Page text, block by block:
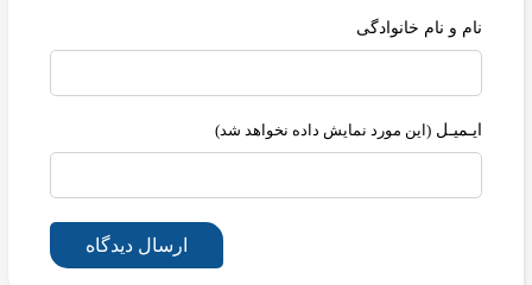
نام و نام خانوادگی
ایـمیـل (این مورد نمایش داده نخواهد شد)
ارسال دیدگاه